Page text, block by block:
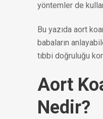
yöntemler de
Bu yazıda aort
babaların
tıbbi doğruluğu
Aort
Nedir?